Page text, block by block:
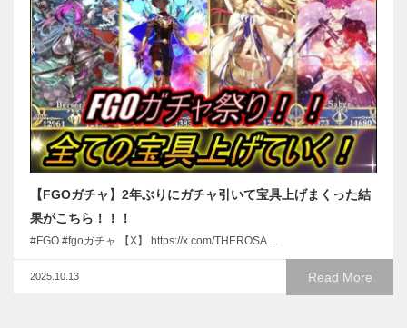
【FGOガチャ】2年ぶりにガチャ引いて宝具上げまくった結
果がこちら！！！
#FGO #fgoガチャ 【X】 https://x.com/THEROSA…
Read More
2025.10.13